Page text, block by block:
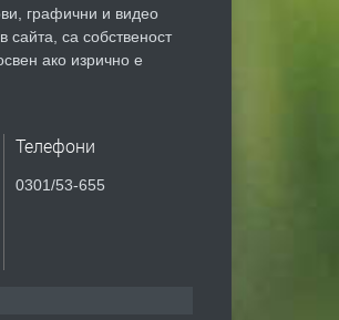
графични и видео
сайта, са собственост
ако изрично е
Телефони
0301/53-655